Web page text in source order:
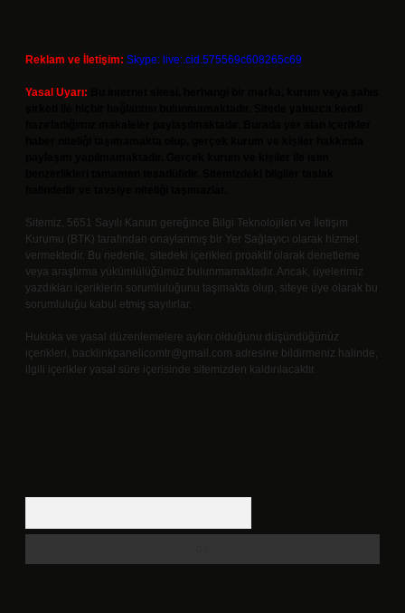
Reklam ve İletişim: Skype: live:.cid.575569c608265c69
Yasal Uyarı:
Sitemiz, 5651 Sayılı Kanun gereğince Bilgi Teknolojileri ve İletişim
Kurumu (BTK) tarafından onaylanmış bir Yer Sağlayıcı olarak hizmet
vermektedir. Bu nedenle, sitedeki içerikleri proaktif olarak denetleme
veya araştırma yükümlülüğümüz bulunmamaktadır. Ancak, üyelerimiz
yazdıkları içeriklerin sorumluluğunu taşımakta olup, siteye üye olarak bu
sorumluluğu kabul etmiş sayılırlar.
Hukuka ve yasal düzenlemelere aykırı olduğunu düşündüğünüz
içerikleri, backlinkpanelicomtr@gmail.com adresine bildirmeniz halinde,
ilgili içerikler yasal süre içerisinde sitemizden kaldırılacaktır.